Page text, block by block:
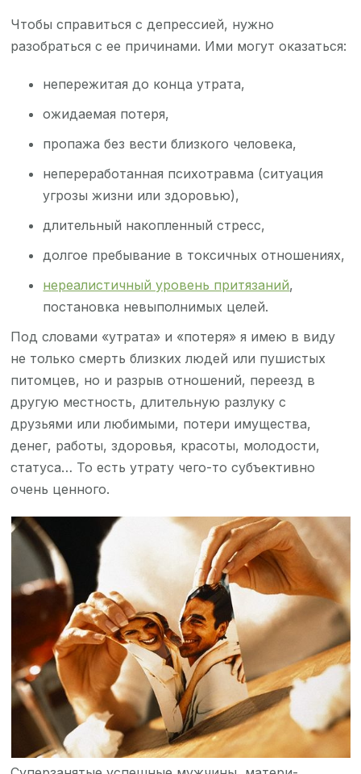
Чтобы справиться с депрессией, нужно
разобраться с ее причинами. Ими могут оказаться:
непережитая до конца утрата,
ожидаемая потеря,
пропажа без вести близкого человека,
непереработанная психотравма (ситуация
угрозы жизни или здоровью),
длительный накопленный стресс,
долгое пребывание в токсичных отношениях,
нереалистичный уровень притязаний,
постановка невыполнимых целей.
Под словами «утрата» и «потеря» я имею в виду
не только смерть близких людей или пушистых
питомцев, но и разрыв отношений, переезд в
другую местность, длительную разлуку с
друзьями или любимыми, потери имущества,
денег, работы, здоровья, красоты, молодости,
статуса… То есть утрату чего-то субъективно
очень ценного.